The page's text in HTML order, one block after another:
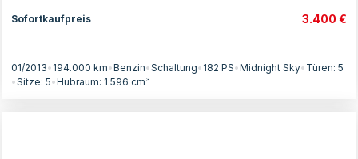
Sofortkaufpreis 3.400 €
01/2013• 194.000 km•Benzin•Schaltung• 182 PS•Midnight Sky• Türen: 5
•Sitze: 5•Hubraum: 1.596 cm³